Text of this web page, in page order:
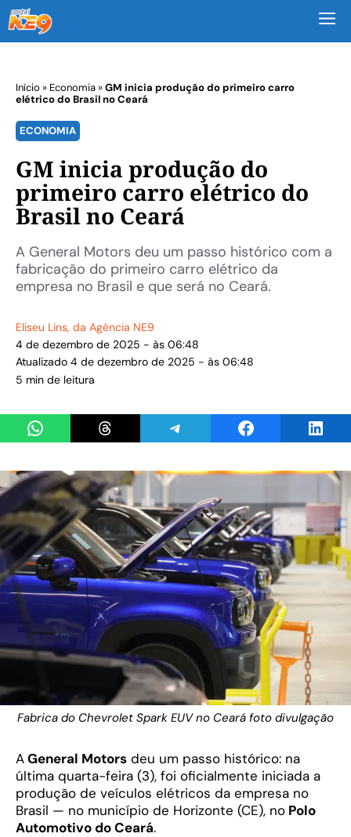
Início » Economia»GM inicia produção do primeiro carro
elétrico do Brasil no Ceará
ECONOMIA
GM inicia produção do
primeiro carro elétrico do
Brasil no Ceará
A General Motors deu um passo histórico com a
fabricação do primeiro carro elétrico da
empresa no Brasil e que será no Ceará.
Eliseu Lins, da Agência NE9
4 de dezembro de 2025 - às 06:48
Atualizado 4 de dezembro de 2025 - às 06:48
5 min de leitura
Share on WhatsAppShare on ThreadsShare on TelegramShare on Facebook
Fabrica do Chevrolet Spark EUV no Ceará foto divulgação
AGeneral Motors deu um passo histórico: na
última quarta-feira (3), foi oficialmente iniciada a
produção de veículos elétricos da empresa no
Brasil — no município de Horizonte (CE), no Polo
Automotivo do Ceará.